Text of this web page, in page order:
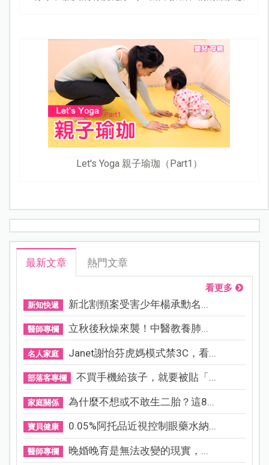
Let's Yoga 親子瑜珈（Part1）
最新文章 熱門文章
看更多
新知快遞 新北割頸案受害少年楊承勳名...
醫師專欄 立秋後秋燥來襲！中醫教養肺...
名人家庭 Janet謝怡芬虎媽模式禁3C，看...
部落客專欄 不買手機給孩子，就要被貼「...
家庭關係 為什麼不想或不敢生二胎？這8...
寶貝健康 0.05%阿托品近視控制眼藥水納...
醫師專欄 晚婚晚育是無法改變的現實，...